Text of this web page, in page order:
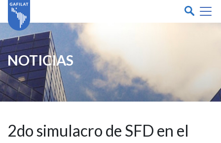
NOTICIAS
2do simulacro de SFD en el